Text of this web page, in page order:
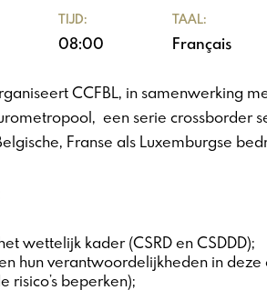
TIJD:
08:00
TAAL:
Français
CCFBL, in samenwerking
een serie crossborder
Franse als Luxemburgse
wettelijk kader (CSRD en CSDDD);
hun verantwoordelijkheden in
risico’s beperken);